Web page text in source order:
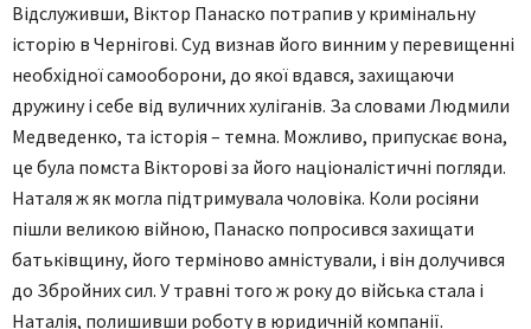
Відслуживши, Віктор Панаско потрапив у кримінальну
історію в Чернігові. Суд визнав його винним у перевищенні
необхідної самооборони, до якої вдався, захищаючи
дружину і себе від вуличних хуліганів. За словами Людмили
Медведенко, та історія – темна. Можливо, припускає вона,
це була помста Вікторові за його націоналістичні погляди.
Наталя ж як могла підтримувала чоловіка. Коли росіяни
пішли великою війною, Панаско попросився захищати
батьківщину, його терміново амністували, і він долучився
до Збройних сил. У травні того ж року до війська стала і
Наталія, полишивши роботу в юридичній компанії.